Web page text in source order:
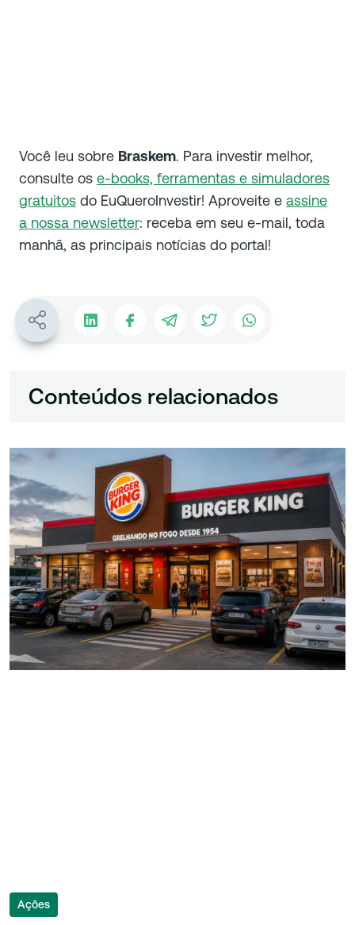
Você leu sobre Braskem. Para investir melhor,
consulte os e-books, ferramentas e simuladores
gratuitos do EuQueroInvestir! Aproveite e assine
a nossa newsletter: receba em seu e-mail, toda
manhã, as principais notícias do portal!
Conteúdos relacionados
Ações